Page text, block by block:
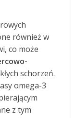
również w
co może
schorzeń.
omega-3
z tym